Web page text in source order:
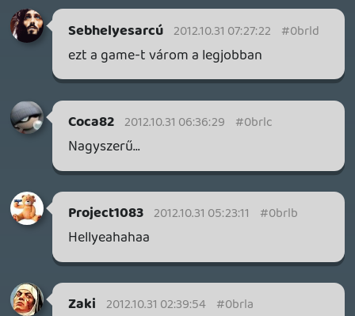
2012.10.30 20:47:21
iFruit. 🙂
Az eddig látottak alapján ez jobban az én
Keyoo 2012.10.30 20:25:17
yoooo!!! 😃
Sam360 2012.10.30 20:24:40 #0brl0
Hatalmas a plakát. Amin egyébként
iJustine látható, akiről azt kell tudni, hogy
piszoknak gamer csaj és apple fanboi.